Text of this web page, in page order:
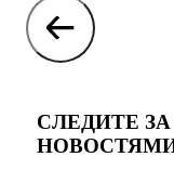
СЛЕДИТЕ ЗА